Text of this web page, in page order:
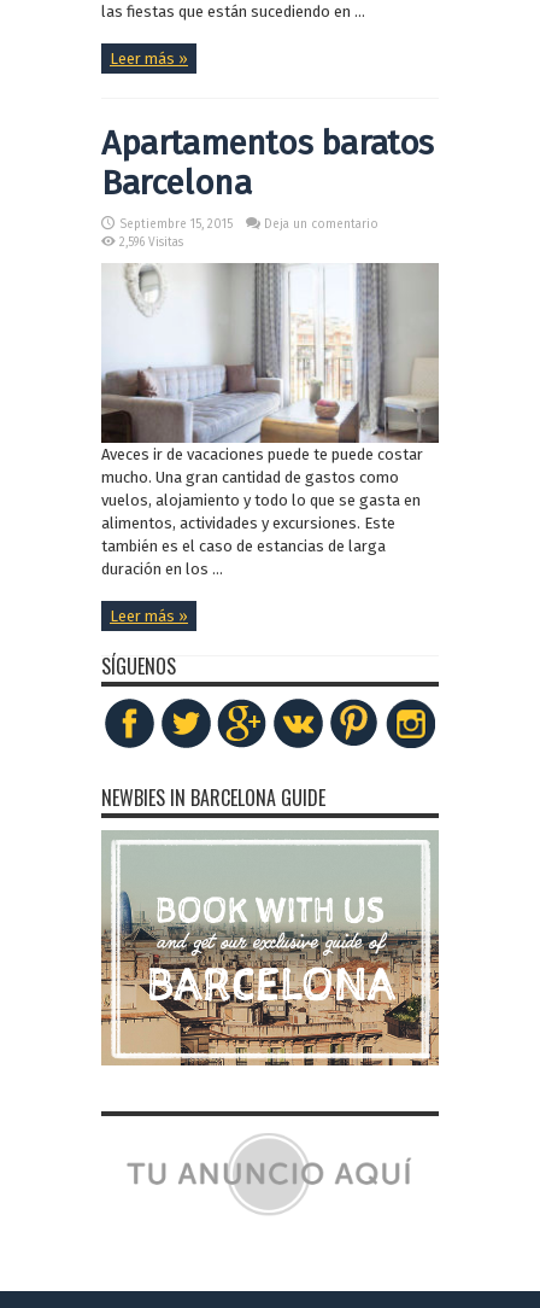
las fiestas que están sucediendo en ...
Leer más »
Apartamentos baratos
Barcelona
Septiembre 15, 2015
Deja un comentario
2,596 Visitas
Aveces ir de vacaciones puede te puede costar
mucho. Una gran cantidad de gastos como
vuelos, alojamiento y todo lo que se gasta en
alimentos, actividades y excursiones. Este
también es el caso de estancias de larga
duración en los ...
Leer más »
SÍGUENOS
NEWBIES IN BARCELONA GUIDE